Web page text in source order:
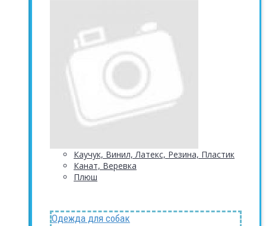
Каучук, Винил, Латекс, Резина, Пластик
Канат, Веревка
Плюш
Одежда для собак